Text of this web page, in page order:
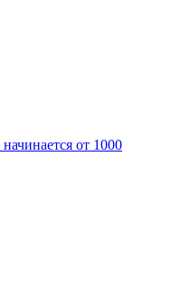
от 1000